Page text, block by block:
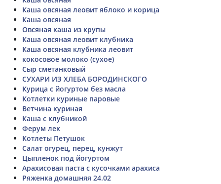
Каша овсяная леовит яблоко и корица
Каша овсяная
Овсяная каша из крупы
Каша овсяная леовит клубника
Каша овсяная клубника леовит
кокосовое молоко (сухое)
Сыр сметанковый
СУХАРИ ИЗ ХЛЕБА БОРОДИНСКОГО
Курица с йогуртом без масла
Котлетки куриные паровые
Ветчина куриная
Каша с клубникой
Ферум лек
Котлеты Петушок
Салат огурец, перец, кунжут
Цыпленок под йогуртом
Арахисовая паста с кусочками арахиса
Ряженка домашняя 24.02